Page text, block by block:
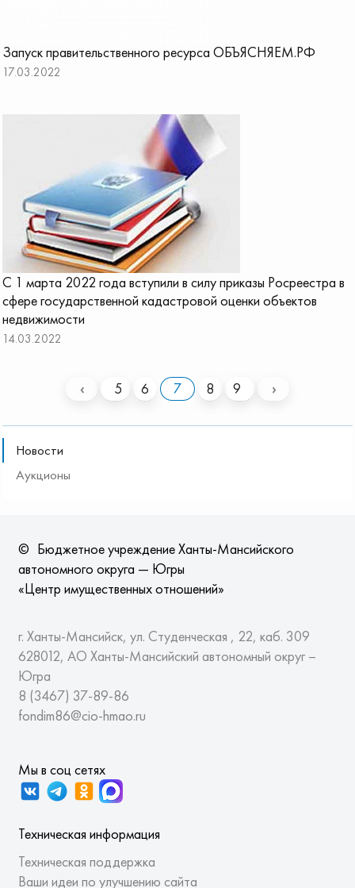
Запуск правительственного ресурса ОБЪЯСНЯЕМ.РФ
17.03.2022
С 1 марта 2022 года вступили в силу приказы Росреестра в
сфере государственной кадастровой оценки объектов
недвижимости
14.03.2022
‹ 5 6 7 8 9 ›
Новости
Аукционы
© Бюджетное учреждение Ханты-Мансийского
автономного округа — Югры
«Центр имущественных отношений»
г. Ханты-Мансийск, ул. Студенческая , 22, каб. 309
628012, АО Ханты-Мансийский автономный округ –
Югра
8 (3467) 37-89-86
fondim86@cio-hmao.ru
Мы в соц сетях
Техническая информация
Техническая поддержка
Ваши идеи по улучшению сайта